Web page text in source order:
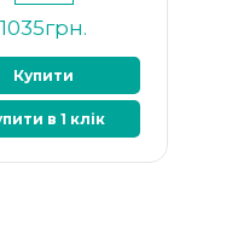
1035грн.
Купити
в 1 клік